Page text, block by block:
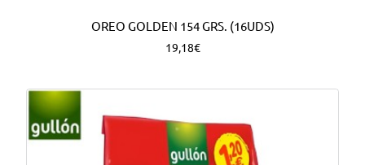
OREO GOLDEN 154 GRS. (16UDS)
19,18€